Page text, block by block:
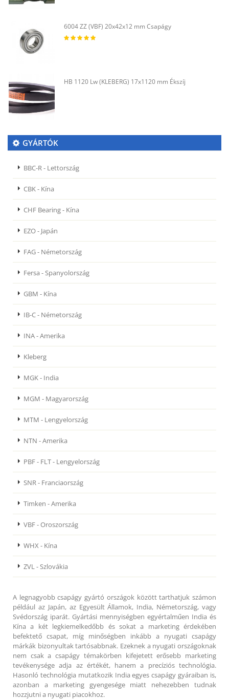
6004 ZZ (VBF) 20x42x12 mm Csapágy
HB 1120 Lw (KLEBERG) 17x1120 mm Ékszíj
GYÁRTÓK
BBC-R - Lettország
CBK - Kína
CHF Bearing - Kína
EZO - Japán
FAG - Németország
Fersa - Spanyolország
GBM - Kína
IB-C - Németország
INA - Amerika
Kleberg
MGK - India
MGM - Magyarország
MTM - Lengyelország
NTN - Amerika
PBF - FLT - Lengyelország
SNR - Franciaország
Timken - Amerika
VBF - Oroszország
WHX - Kína
ZVL - Szlovákia
A legnagyobb csapágy gyártó országok között tarthatjuk számon
például az Japán, az Egyesült Államok, India, Németország, vagy
Svédország iparát. Gyártási mennyiségben egyértalműen India és
Kína a két legkiemelkedőbb és sokat a marketing érdekében
befektető csapat, míg minőségben inkább a nyugati csapágy
márkák bizonyultak tartósabbnak. Ezeknek a nyugati országoknak
nem csak a csapágy témakörben kifejetett erősebb marketing
tevékenysége adja az értékét, hanem a precíziós technológia.
Hasonló technológia mutatkozik India egyes csapágy gyáraiban is,
azonban a marketing gyengesége miatt nehezebben tudnak
hozzjutni a nyugati piacokhoz.